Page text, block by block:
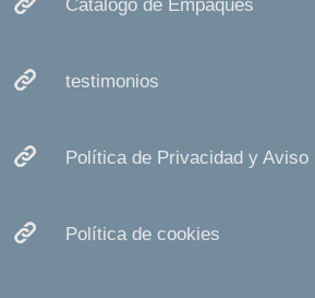
Catálogo de Empaques
testimonios
Política de Privacidad y Aviso
Política de cookies